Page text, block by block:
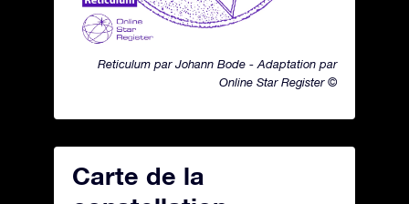
Reticulum par Johann Bode - Adaptation par
Online Star Register ©
Carte de la